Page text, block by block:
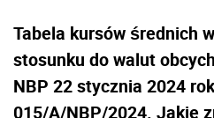
Tabela kursów średnich
stosunku do walut
NBP 22 stycznia 2024
015/A/NBP/2024. Jakie